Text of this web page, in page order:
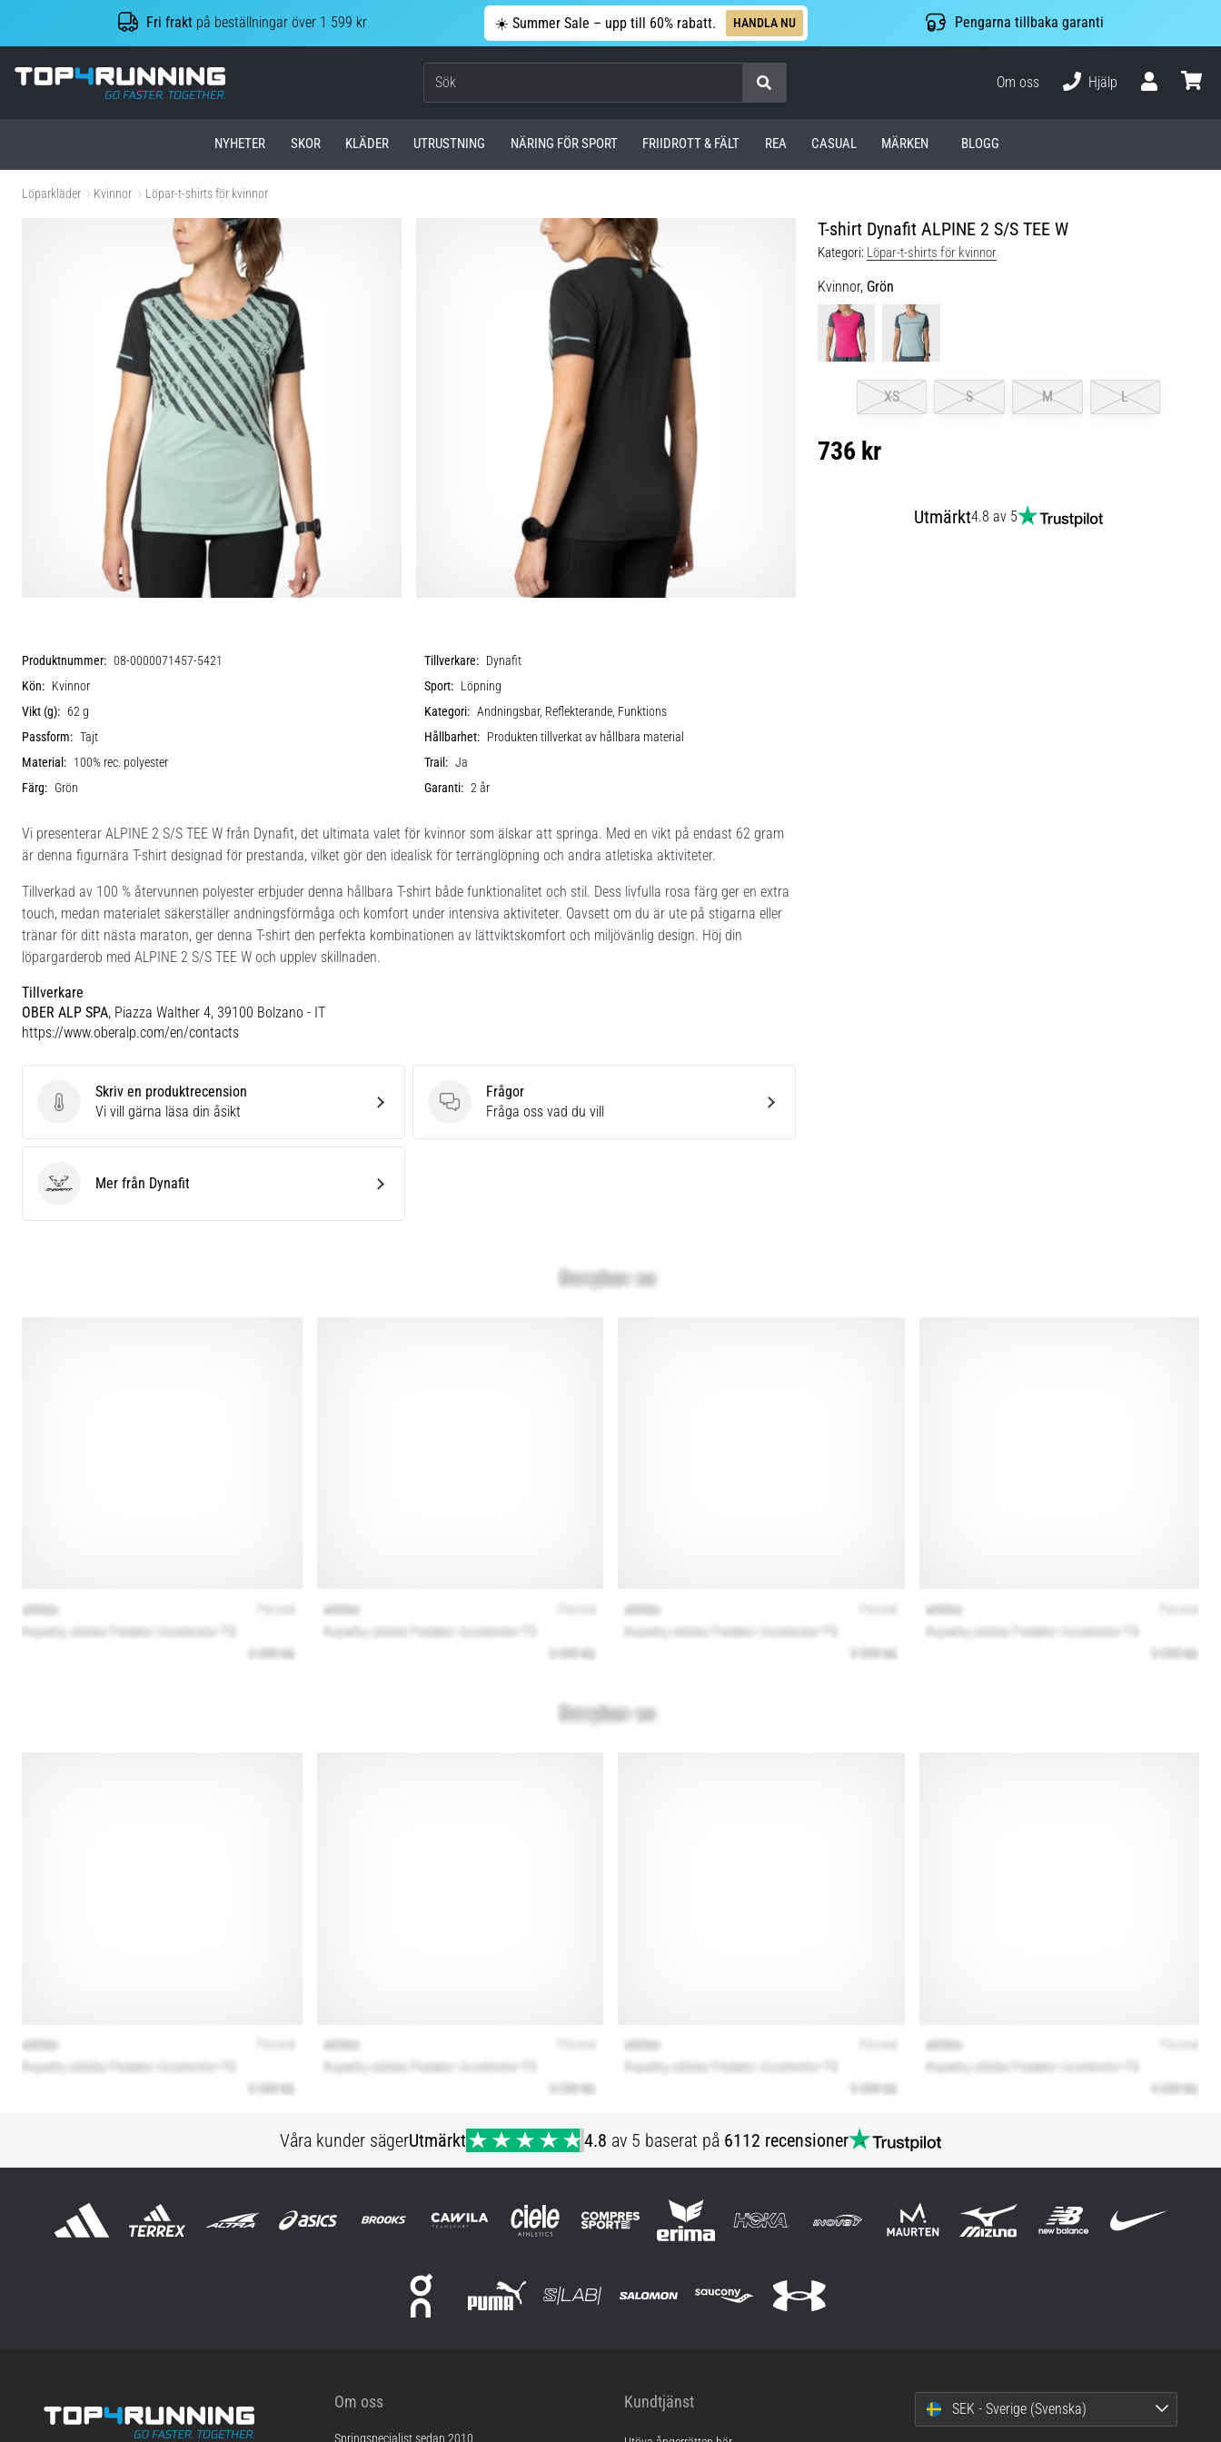
Fri frakt på beställningar över 1 599 kr ☀️ Summer Sale – upp till 60% rabatt. HANDLA NU Pengarna tillbaka garanti
Top4Running.se
Om oss
Hjälp
NYHETER SKOR KLÄDER UTRUSTNING NÄRING FÖR SPORT FRIIDROTT & FÄLT REA CASUAL MÄRKEN BLOGG
Löparkläder Kvinnor Löpar-t-shirts för kvinnor
T-shirt Dynafit ALPINE 2 S/S TEE W
Kategori: Löpar-t-shirts för kvinnor
Kvinnor, Grön
XS S M L
736 kr
Utmärkt4.8 av 5
Produktnummer: 08-0000071457-5421 Tillverkare: Dynafit
Kön: Kvinnor Sport: Löpning
Vikt (g): 62 g Kategori: Andningsbar, Reflekterande, Funktions
Passform: Tajt Hållbarhet: Produkten tillverkat av hållbara material
Material: 100% rec. polyester Trail: Ja
Färg: Grön Garanti: 2 år
Vi presenterar ALPINE 2 S/S TEE W från Dynafit, det ultimata valet för kvinnor som älskar att springa. Med en vikt på endast 62 gram
är denna figurnära T-shirt designad för prestanda, vilket gör den idealisk för terränglöpning och andra atletiska aktiviteter.
Tillverkad av 100 % återvunnen polyester erbjuder denna hållbara T-shirt både funktionalitet och stil. Dess livfulla rosa färg ger en extra
touch, medan materialet säkerställer andningsförmåga och komfort under intensiva aktiviteter. Oavsett om du är ute på stigarna eller
tränar för ditt nästa maraton, ger denna T-shirt den perfekta kombinationen av lättviktskomfort och miljövänlig design. Höj din
löpargarderob med ALPINE 2 S/S TEE W och upplev skillnaden.
Tillverkare
OBER ALP SPA, Piazza Walther 4, 39100 Bolzano - IT
https://www.oberalp.com/en/contacts
Skriv en produktrecension
Skriv en produktrecension
Vi vill gärna läsa din åsikt
Frågor
Frågor
Fråga oss vad du vill
DynafitMer från Dynafit
Våra kunder sägerUtmärkt 4.8 av 5 baserat på 6112 recensioner
Om oss
Springspecialist sedan 2010
Kundtjänst SEK - Sverige (Svenska)